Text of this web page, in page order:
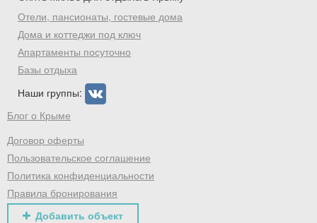
Отели, пансионаты, гостевые дома
Дома и коттеджи под ключ
Апартаменты посуточно
Базы отдыха
Наши группы:
Блог о Крыме
Договор оферты
Пользовательское соглашение
Политика конфиденциальности
Правила бронирования
Добавить объект
Получить промокод